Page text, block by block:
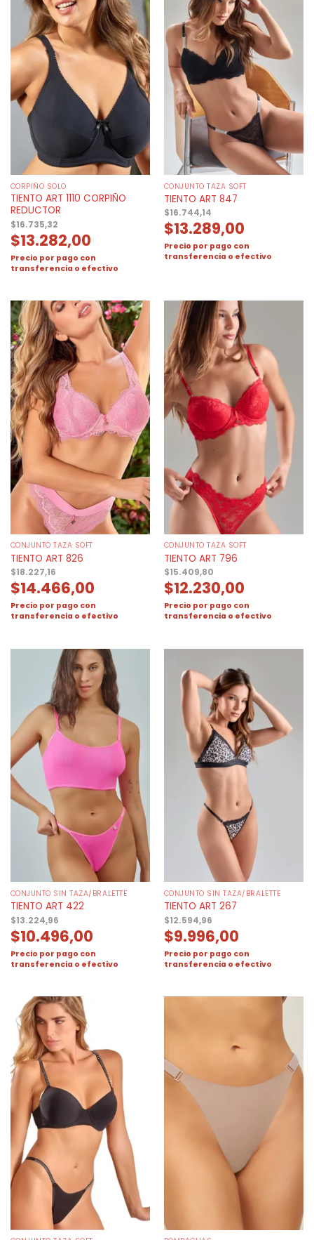
CORPIÑO SOLO
TIENTO ART 1110 CORPIÑO
REDUCTOR
$16.735,32
$13.282,00
Precio por pago con
transferencia o efectivo
CONJUNTO TAZA SOFT
TIENTO ART 847
$16.744,14
$13.289,00
Precio por pago con
transferencia o efectivo
CONJUNTO TAZA SOFT
TIENTO ART 826
$18.227,16
$14.466,00
Precio por pago con
transferencia o efectivo
CONJUNTO TAZA SOFT
TIENTO ART 796
$15.409,80
$12.230,00
Precio por pago con
transferencia o efectivo
CONJUNTO SIN TAZA/BRALETTE
TIENTO ART 422
$13.224,96
$10.496,00
Precio por pago con
transferencia o efectivo
CONJUNTO SIN TAZA/BRALETTE
TIENTO ART 267
$12.594,96
$9.996,00
Precio por pago con
transferencia o efectivo